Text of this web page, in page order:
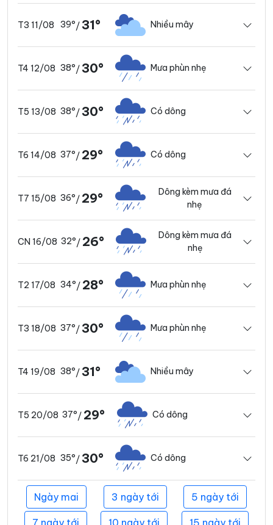
T3 11/08 39°/31° Nhiều mây
T4 12/08 38°/30° Mưa phùn nhẹ
T5 13/08 38°/30° Có dông
T6 14/08 37°/ 29° Có dông
T7 15/08 36°/ 29°
Dông kèm mưa đá
nhẹ
CN 16/08 32°/ 26°
Dông kèm mưa đá
nhẹ
T2 17/08 34°/ 28° Mưa phùn nhẹ
T3 18/08 37°/30° Mưa phùn nhẹ
T4 19/08 38°/31° Nhiều mây
T5 20/08 37°/ 29° Có dông
T6 21/08 35°/30° Có dông
Ngày mai 3 ngày tới 5 ngày tới
7 ngày tới 10 ngày tới 15 ngày tới